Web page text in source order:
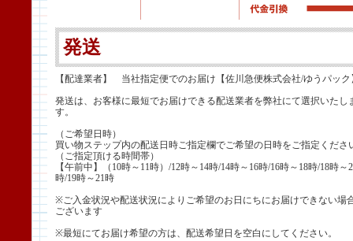
発送
【配達業者】 当社指定便でのお届け【佐川急便株式会社/ゆうパック
発送は、お客様に最短でお届けできる配送業者を弊社にて選択いたし
す。
（ご希望日時）
買い物ステップ内の配送日時ご指定欄でご希望の日時をご指定くださ
（ご指定頂ける時間帯）
【午前中】（10時～11時）/12時～14時/14時～16時/16時～18時/18時～
時/19時～21時
※ご入金状況や配送状況によりご希望のお日にちにお届けできない場
ございます
※最短にてお届け希望の方は、配送希望日を空白にしてください。